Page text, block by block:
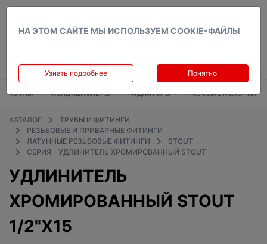
НА ЭТОМ САЙТЕ МЫ ИСПОЛЬЗУЕМ COOKIE-ФАЙЛЫ
Узнать подробнее Понятно
КОТЛЫ КОНДИЦИОНЕРЫ РАДИАТОРЫ ГАЗОВЫЕ КОЛОНКИ
КАТАЛОГ
ТРУБЫ И ФИТИНГИ
РЕЗЬБОВЫЕ И ПРИВАРНЫЕ ФИТИНГИ
ЛАТУННЫЕ РЕЗЬБОВЫЕ ФИТИНГИ
STOUT
СЕРИЯ - УДЛИНИТЕЛЬ ХРОМИРОВАННЫЙ STOUT
УДЛИНИТЕЛЬ
ХРОМИРОВАННЫЙ STOUT
1/2"X15